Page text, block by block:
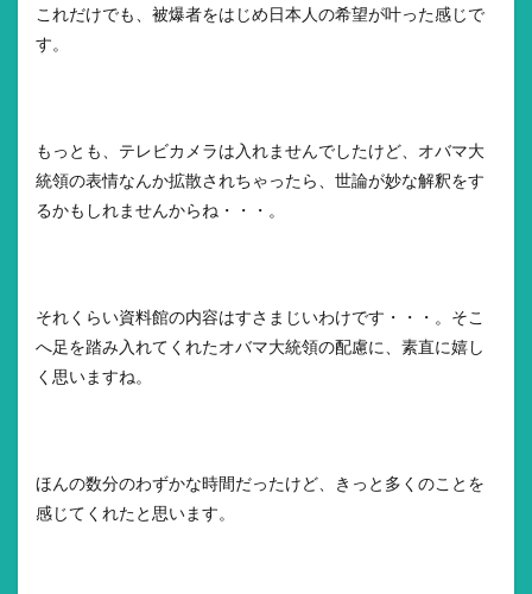
これだけでも、被爆者をはじめ日本人の希望が叶った感じで
す。
もっとも、テレビカメラは入れませんでしたけど、オバマ大
統領の表情なんか拡散されちゃったら、世論が妙な解釈をす
るかもしれませんからね・・・。
それくらい資料館の内容はすさまじいわけです・・・。そこ
へ足を踏み入れてくれたオバマ大統領の配慮に、素直に嬉し
く思いますね。
ほんの数分のわずかな時間だったけど、きっと多くのことを
感じてくれたと思います。